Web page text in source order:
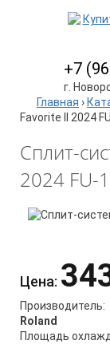
+7
г.
Главная ›
Favorite II 2024
Сплит-
2024 FU-
Цена:
Производитель:
Roland
Площадь